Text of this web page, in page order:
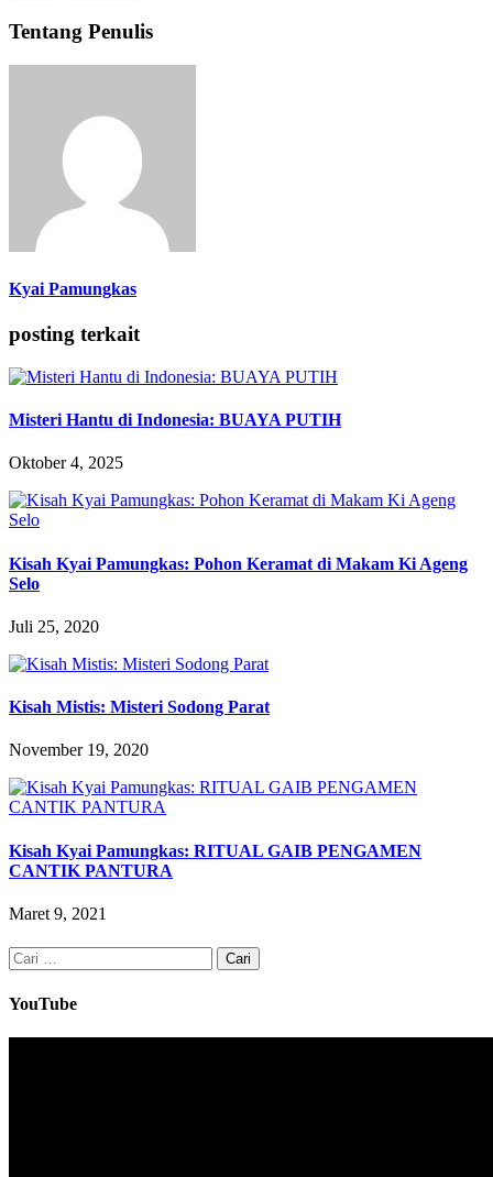
Tentang Penulis
Kyai Pamungkas
posting terkait
Misteri Hantu di Indonesia: BUAYA PUTIH
Oktober 4, 2025
Kisah Kyai Pamungkas: Pohon Keramat di Makam Ki Ageng
Selo
Juli 25, 2020
Kisah Mistis: Misteri Sodong Parat
November 19, 2020
Kisah Kyai Pamungkas: RITUAL GAIB PENGAMEN
CANTIK PANTURA
Maret 9, 2021
Cari
untuk:
YouTube